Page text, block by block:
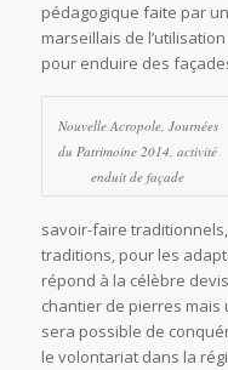
pédagogique faite par
marseillais de
pour enduire des
Nouvelle Acropole, Journées
du Patrimoine 2014, activité
enduit de façade
savoir-faire
traditions, pour les
répond à la célèbre
chantier de pierres mais
sera possible de
le volontariat dans la